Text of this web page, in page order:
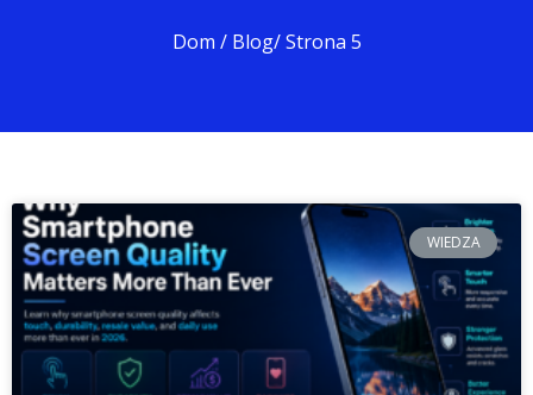
Dom / Blog/ Strona 5
WIEDZA